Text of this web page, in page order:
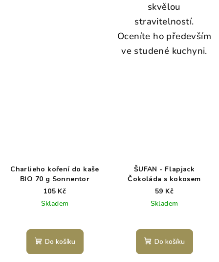
skvělou
stravitelností.
Oceníte ho především
ve studené kuchyni.
Charlieho koření do kaše
BIO 70 g Sonnentor
105 Kč
Skladem
Do košíku
ŠUFAN - Flapjack
Čokoláda s kokosem
59 Kč
Skladem
Do košíku